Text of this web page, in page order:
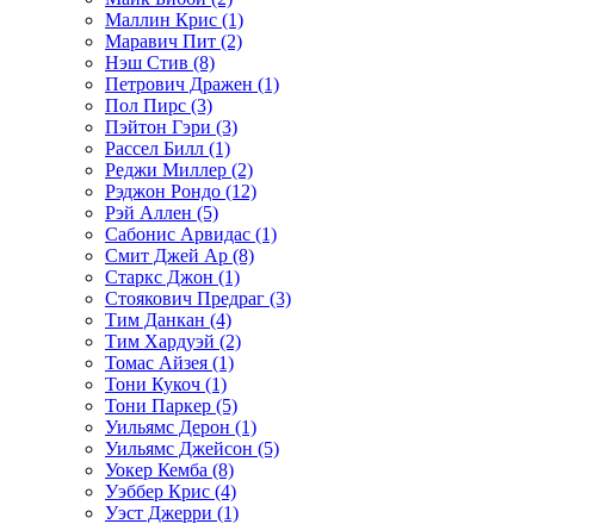
Маллин Крис (1)
Маравич Пит (2)
Нэш Стив (8)
Петрович Дражен (1)
Пол Пирс (3)
Пэйтон Гэри (3)
Рассел Билл (1)
Реджи Миллер (2)
Рэджон Рондо (12)
Рэй Аллен (5)
Сабонис Арвидас (1)
Смит Джей Ар (8)
Старкс Джон (1)
Стоякович Предраг (3)
Тим Данкан (4)
Тим Хардуэй (2)
Томас Айзея (1)
Тони Кукоч (1)
Тони Паркер (5)
Уильямс Дерон (1)
Уильямс Джейсон (5)
Уокер Кемба (8)
Уэббер Крис (4)
Уэст Джерри (1)